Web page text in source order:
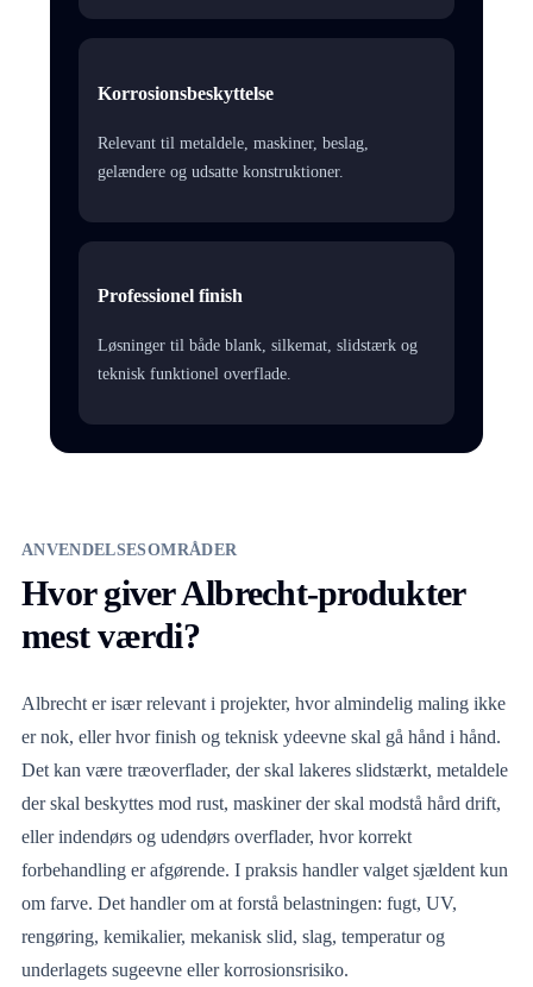
Korrosionsbeskyttelse
Relevant til metaldele, maskiner, beslag,
gelændere og udsatte konstruktioner.
Professionel finish
Løsninger til både blank, silkemat, slidstærk og
teknisk funktionel overflade.
ANVENDELSESOMRÅDER
Hvor giver Albrecht-produkter
mest værdi?
Albrecht er især relevant i projekter, hvor almindelig maling ikke
er nok, eller hvor finish og teknisk ydeevne skal gå hånd i hånd.
Det kan være træoverflader, der skal lakeres slidstærkt, metaldele
der skal beskyttes mod rust, maskiner der skal modstå hård drift,
eller indendørs og udendørs overflader, hvor korrekt
forbehandling er afgørende. I praksis handler valget sjældent kun
om farve. Det handler om at forstå belastningen: fugt, UV,
rengøring, kemikalier, mekanisk slid, slag, temperatur og
underlagets sugeevne eller korrosionsrisiko.